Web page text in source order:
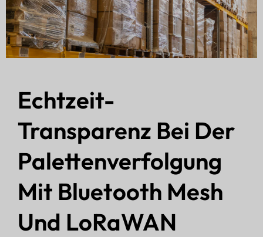
Echtzeit-
Transparenz Bei Der
Palettenverfolgung
Mit Bluetooth Mesh
Und LoRaWAN